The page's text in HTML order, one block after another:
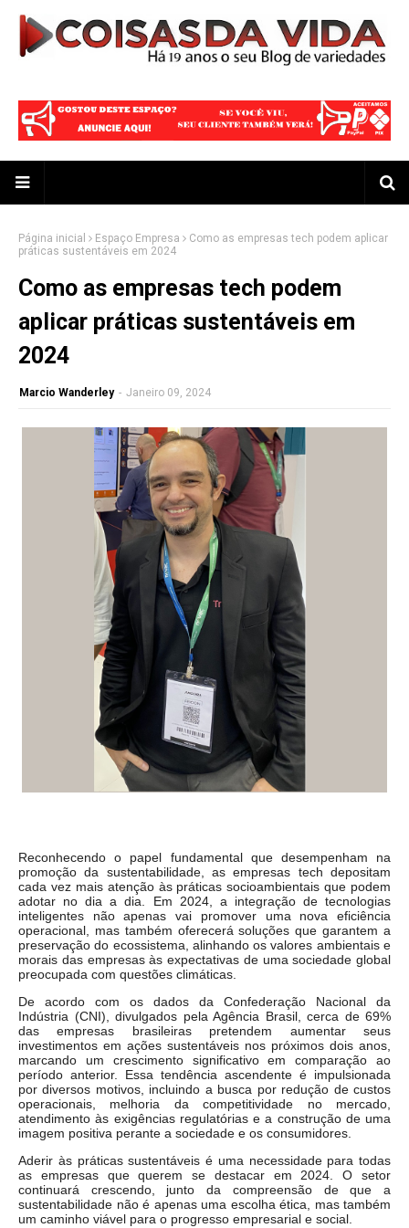
Página inicial Espaço Empresa
Como as empresas tech podem aplicar
práticas sustentáveis em 2024
Como as empresas tech podem
aplicar práticas sustentáveis em
2024
Marcio Wanderley - Janeiro 09, 2024
Reconhecendo o papel fundamental que desempenham na
promoção da sustentabilidade, as empresas tech depositam
cada vez mais atenção às práticas socioambientais que podem
adotar no dia a dia. Em 2024, a integração de tecnologias
inteligentes não apenas vai promover uma nova eficiência
operacional, mas também oferecerá soluções que garantem a
preservação do ecossistema, alinhando os valores ambientais e
morais das empresas às expectativas de uma sociedade global
preocupada com questões climáticas.
De acordo com os dados da Confederação Nacional da
Indústria (CNI), divulgados pela Agência Brasil, cerca de 69%
das empresas brasileiras pretendem aumentar seus
investimentos em ações sustentáveis nos próximos dois anos,
marcando um crescimento significativo em comparação ao
período anterior. Essa tendência ascendente é impulsionada
por diversos motivos, incluindo a busca por redução de custos
operacionais, melhoria da competitividade no mercado,
atendimento às exigências regulatórias e a construção de uma
imagem positiva perante a sociedade e os consumidores.
Aderir às práticas sustentáveis é uma necessidade para todas
as empresas que querem se destacar em 2024. O setor
continuará crescendo, junto da compreensão de que a
sustentabilidade não é apenas uma escolha ética, mas também
um caminho viável para o progresso empresarial e social.